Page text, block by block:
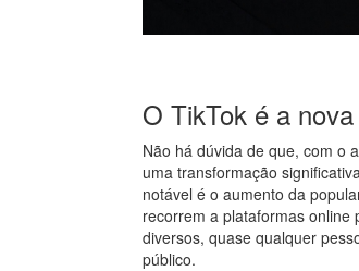
O TikTok é a
Não há dúvida de que, com o
uma transformação
notável é o aumento da
recorrem a plataformas online
diversos, quase qualquer
público.